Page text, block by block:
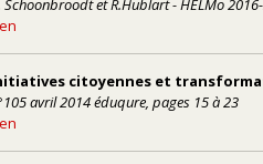
Schoonbroodt et R.Hublart - HELMo
citoyennes et
avril 2014 éduqure, pages 15 à 23